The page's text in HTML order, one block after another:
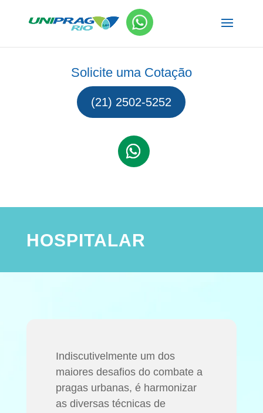
Solicite uma Cotação
(21) 2502-5252
HOSPITALAR
Indiscutivelmente um dos
maiores desafios do combate a
pragas urbanas, é harmonizar
as diversas técnicas de